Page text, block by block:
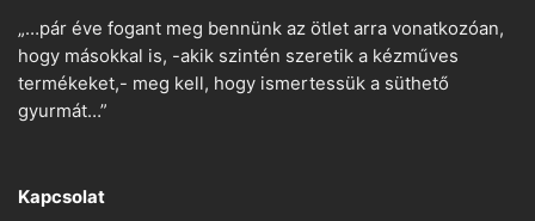
„…pár éve fogant meg bennünk az ötlet arra vonatkozóan,
hogy másokkal is, -akik szintén szeretik a kézműves
termékeket,- meg kell, hogy ismertessük a süthető
gyurmát…”
Kapcsolat